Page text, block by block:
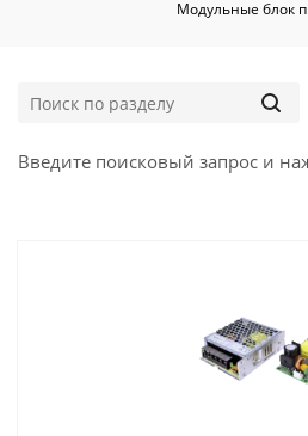
Модульные блок
Введите поисковый запрос и